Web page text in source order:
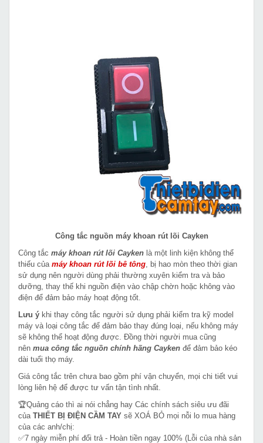
Công tắc nguồn máy khoan rút lõi Cayken
Công tắc máy khoan rút lõi Cayken là một linh kiện không thể
thiếu của máy khoan rút lõi bê tông , bị hao mòn theo thời gian
sử dụng nên người dùng phải thường xuyên kiểm tra và bảo
dưỡng, thay thế khi nguồn điện vào chập chờn hoặc không vào
điện để đảm bảo máy hoạt động tốt.
Lưu ý khi thay công tắc người sử dụng phải kiểm tra kỹ model
máy và loại công tắc để đảm bảo thay đúng loại, nếu không máy
sẽ không thể hoạt động được. Đồng thời người mua cũng
nên mua công tắc nguồn chính hãng Cayken để đảm bảo kéo
dài tuổi thọ máy.
Giá công tắc trên chưa bao gồm phí vận chuyển, mọi chi tiết vui
lòng liên hệ để được tư vấn tận tình nhất.
🏆Quảng cáo thì ai nói chẳng hay Các chính sách siêu ưu đãi
của THIẾT BỊ ĐIỆN CẦM TAY sẽ XOÁ BỎ mọi nỗi lo mua hàng
của các anh/chị:
✅7 ngày miễn phí đổi trả - Hoàn tiền ngay 100% (Lỗi của nhà sản